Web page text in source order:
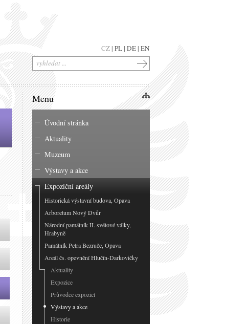
Menu
Úvodní stránka
Aktuality
Muzeum
Výstavy a akce
Expoziční areály
Historická výstavní budova, Opava
Arboretum Nový Dvůr
Národní památník II. světové války,
Hrabyně
Památník Petra Bezruče, Opava
Areál čs. opevnění Hlučín-Darkovičky
Aktuality
Expozice
Průvodce expozicí
Výstavy a akce
Historie
CZ | PL | DE | EN